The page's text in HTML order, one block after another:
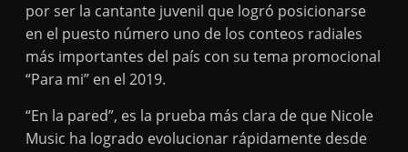
por ser la cantante juvenil que logró posicionarse
en el puesto número uno de los conteos radiales
más importantes del país con su tema promocional
“Para mi” en el 2019.
“En la pared”, es la prueba más clara de que Nicole
Music ha logrado evolucionar rápidamente desde